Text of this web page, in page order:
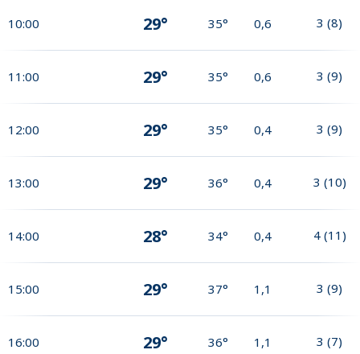
10:00 29° 35° 0,6 3 (8)
11:00 29° 35° 0,6 3 (9)
12:00 29° 35° 0,4 3 (9)
13:00 29° 36° 0,4 3 (10)
14:00 28° 34° 0,4 4 (11)
15:00 29° 37° 1,1 3 (9)
16:00 29° 36° 1,1 3 (7)